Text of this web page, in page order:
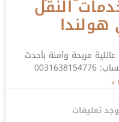
2026 | خدمات النقل
مريحة وآمنة بأحدث
تعليقات